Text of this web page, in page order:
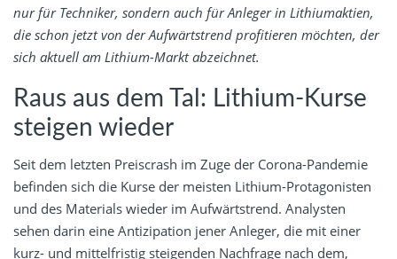
nur für Techniker, sondern auch für Anleger in Lithiumaktien,
die schon jetzt von der Aufwärtstrend profitieren möchten, der
sich aktuell am Lithium-Markt abzeichnet.
Raus aus dem Tal: Lithium-Kurse
steigen wieder
Seit dem letzten Preiscrash im Zuge der Corona-Pandemie
befinden sich die Kurse der meisten Lithium-Protagonisten
und des Materials wieder im Aufwärtstrend. Analysten
sehen darin eine Antizipation jener Anleger, die mit einer
kurz- und mittelfristig steigenden Nachfrage nach dem,